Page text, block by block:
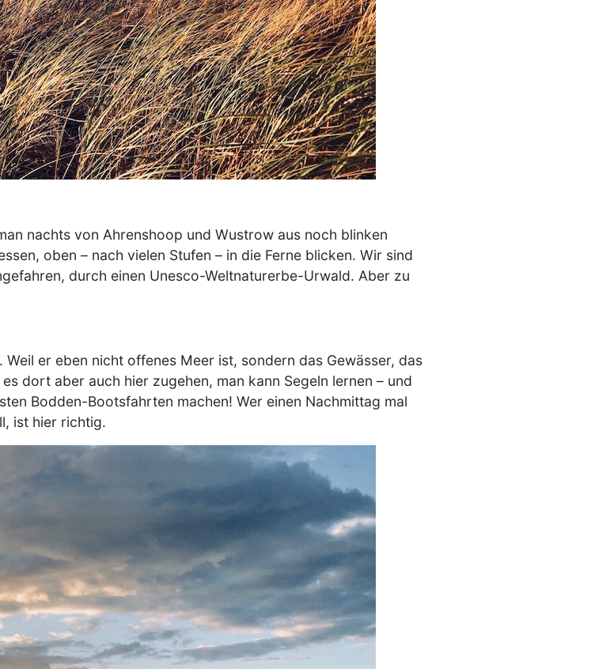
nachts von Ahrenshoop und Wustrow aus noch blinken
oben – nach vielen Stufen – in die Ferne blicken. Wir sind
durch einen Unesco-Weltnaturerbe-Urwald. Aber zu
er eben nicht offenes Meer ist, sondern das Gewässer, das
dort aber auch hier zugehen, man kann Segeln lernen – und
Bodden-Bootsfahrten machen! Wer einen Nachmittag mal
ist hier richtig.